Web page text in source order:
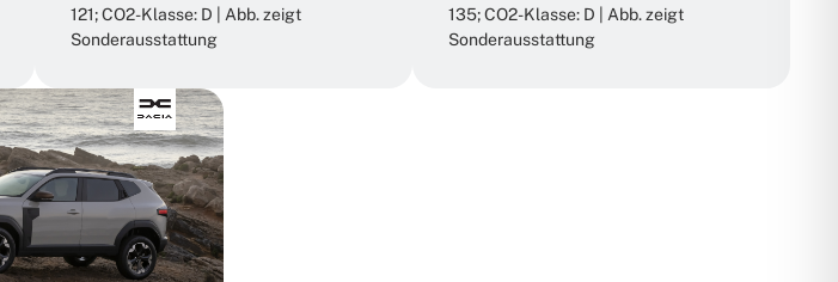
121; CO2-Klasse: D | Abb. zeigt
Sonderausstattung
135; CO2-Klasse: D | Abb. zeigt
Sonderausstattung